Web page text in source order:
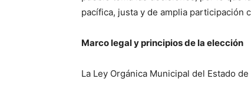
pacífica, justa y de amplia participación
Marco legal y principios de la elección
La Ley Orgánica Municipal del Estado